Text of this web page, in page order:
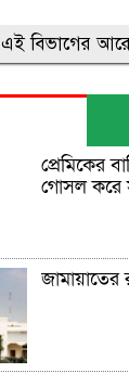
এই বিভাগের
প্রেমিকের
গোসল করে
জামায়াতের